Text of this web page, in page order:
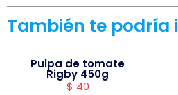
También te podría
Pulpa de tomate
Rigby 450g
$ 40